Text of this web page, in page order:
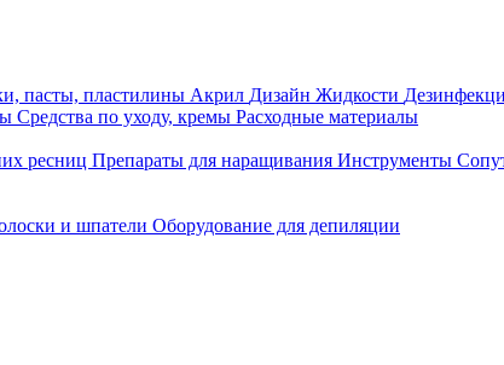
пасты, пластилины Акрил Дизайн Жидкости
Средства по уходу, кремы Расходные материалы
ресниц Препараты для наращивания Инструменты
и шпатели Оборудование для депиляции